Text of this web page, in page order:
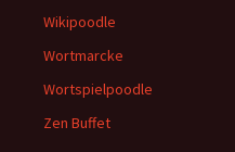
Wikipoodle
Wortmarcke
Wortspielpoodle
Zen Buffet